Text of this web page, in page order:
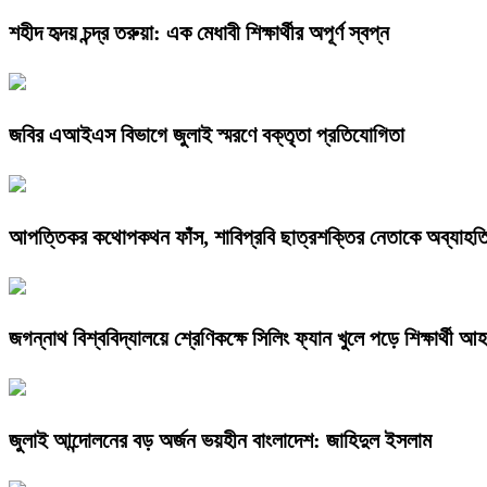
শহীদ হৃদয় চন্দ্র তরুয়া: এক মেধাবী শিক্ষার্থীর অপূর্ণ স্বপ্ন
জবির এআইএস বিভাগে জুলাই স্মরণে বক্তৃতা প্রতিযোগিতা
আপত্তিকর কথোপকথন ফাঁস, শাবিপ্রবি ছাত্রশক্তির নেতাকে
জগন্নাথ বিশ্ববিদ্যালয়ে শ্রেণিকক্ষে সিলিং ফ্যান খুলে পড়ে শিক্ষার্থী
জুলাই আন্দোলনের বড় অর্জন ভয়হীন বাংলাদেশ: জাহিদুল ইসলাম